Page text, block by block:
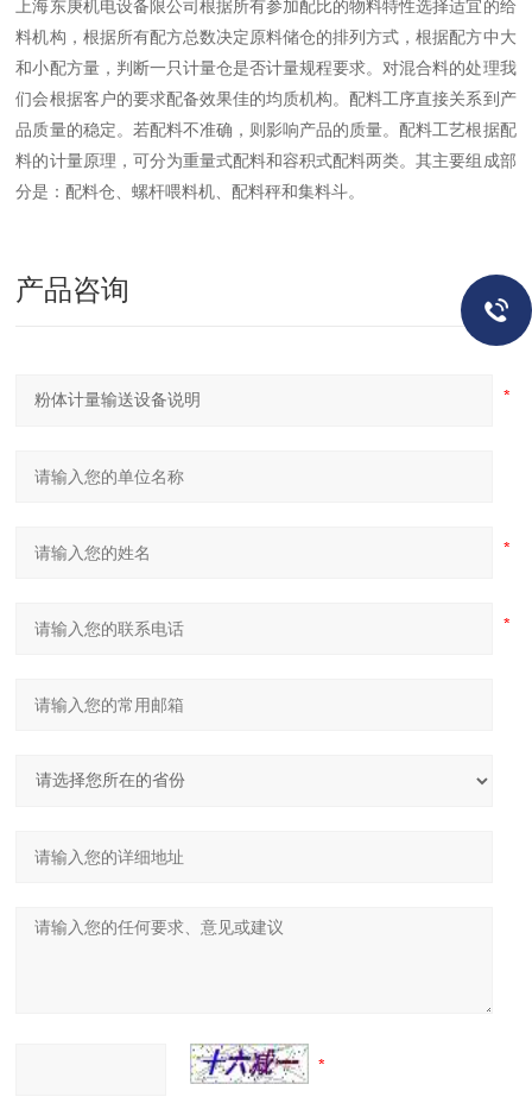
上海东庚机电设备限公司根据所有参加配比的物料特性选择适宜的给
料机构，根据所有配方总数决定原料储仓的排列方式，根据配方中大
和小配方量，判断一只计量仓是否计量规程要求。对混合料的处理我
们会根据客户的要求配备效果佳的均质机构。配料工序直接关系到产
品质量的稳定。若配料不准确，则影响产品的质量。配料工艺根据配
料的计量原理，可分为重量式配料和容积式配料两类。其主要组成部
分是：配料仓、螺杆喂料机、配料秤和集料斗。
产品咨询